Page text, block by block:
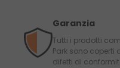
Garanzia
Tutti i prodotti
Park sono coperti
difetti di